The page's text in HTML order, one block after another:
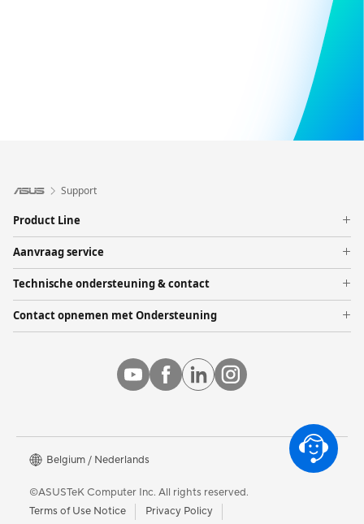
Support
Product Line
Telefoon
Moederbord
Laptops
Monitoren
Tower PCs
Laat alle producten zien
Aanvraag service
Garantie statusaanvraag
Technische ondersteuning & contact
Product Registration
ASUS Support Videos
Contact opnemen met Ondersteuning
Mailen
Customer’s request on personal data
Belgium / Nederlands
©ASUSTeK Computer Inc. All rights reserved.
Terms of Use Notice
Privacy Policy